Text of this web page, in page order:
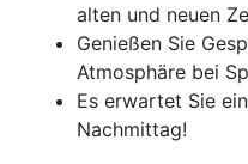
alten und neuen
Genießen Sie
Atmosphäre bei
Es erwartet Sie
Nachmittag!